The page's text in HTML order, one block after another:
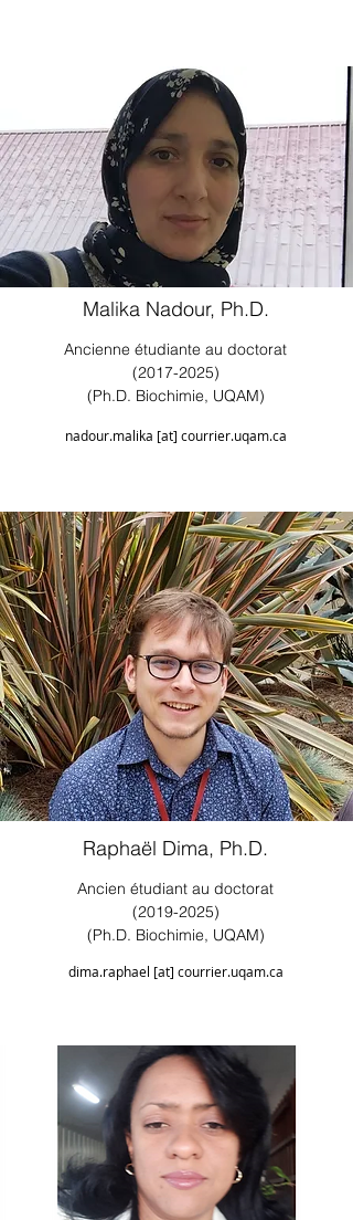
Malika Nadour, Ph.D.
Ancienne étudiante au doctorat
(2017-2025)
(Ph.D. Biochimie, UQAM)
nadour.malika [at] courrier.uqam.ca
Raphaël Dima, Ph.D.
Ancien étudiant au doctorat
(2019-2025)
(Ph.D. Biochimie, UQAM)
dima.raphael [at] courrier.uqam.ca